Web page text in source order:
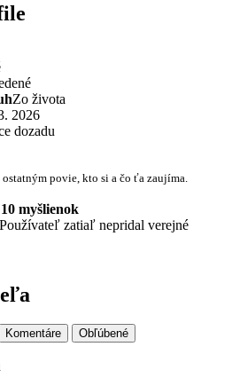
Zo života
2026
dozadu
povie, kto si a čo ťa zaujíma.
myšlienok
Používateľ zatiaľ nepridal verejné
Komentáre Obľúbené